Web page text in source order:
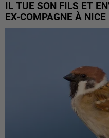
IL TUE SON FILS ET
EX-COMPAGNE À NICE